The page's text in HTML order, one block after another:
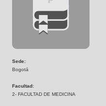
Sede:
Bogotá
Facultad:
2- FACULTAD DE MEDICINA